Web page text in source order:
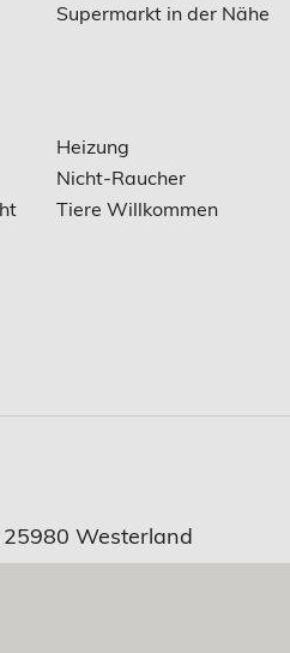
Supermarkt in der Nähe
Heizung
Nicht-Raucher
Tiere Willkommen
25980 Westerland